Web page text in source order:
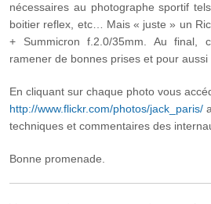
nécessaires au photographe sportif
boitier reflex, etc… Mais « juste » un
+ Summicron f.2.0/35mm. Au final,
ramener de bonnes prises et pour aussi
En cliquant sur chaque photo vous
http://www.flickr.com/photos/jack_paris/
techniques et commentaires des
Bonne promenade.